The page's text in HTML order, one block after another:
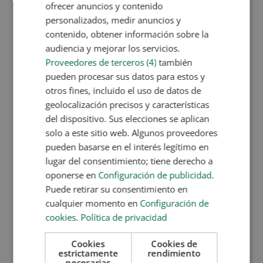
Perfil profesional del naturópata
Al igual que en todas las profesiones, el naturópata
requiere de una serie dehabilidades y
competenciasque le ayudarán a desenvolverse con
total naturalidad en su día a día. Las
importantesson:
Interés por la salud física, mental y emocional.
Interés por especializarse en otras terapias
alternativas.
Capacidad para escuchar activamente y motivar a
los clientes.
Habilidades comunicativas.
Don de gentes.
Empatía, amabilidad y paciencia.
Capacidad de observación.
ofrecer anuncios y contenido
personalizados, medir anuncios y
contenido, obtener información sobre la
audiencia y mejorar los servicios.
Proveedores de terceros (4) también
pueden procesar sus datos para estos y
otros fines, incluido el uso de datos de
geolocalización precisos y características
del dispositivo. Sus elecciones se aplican
solo a este sitio web. Algunos proveedores
pueden basarse en el interés legítimo en
lugar del consentimiento; tiene derecho a
oponerse en Configuración de publicidad.
Puede retirar su consentimiento en
cualquier momento en Configuración de
cookies. Política de privacidad
Cookies
estrictamente
Cookies de
rendimiento